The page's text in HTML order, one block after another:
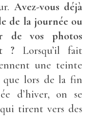
Avez-vous déjà
de la journée ou
de vos photos
? Lorsqu’il fait
une teinte
lors de la fin
d’hiver, on se
tirent vers des